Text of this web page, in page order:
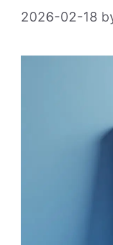
2026-02-18